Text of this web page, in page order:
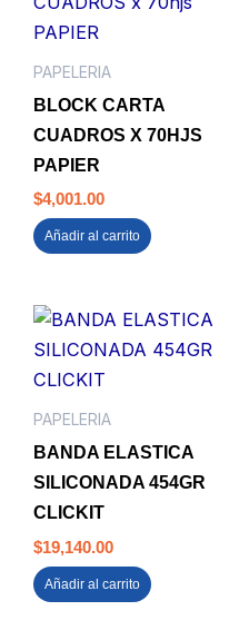
PAPELERIA
BLOCK CARTA
CUADROS X 70HJS
PAPIER
$4,001.00
Añadir al carrito
PAPELERIA
BANDA ELASTICA
SILICONADA 454GR
CLICKIT
$19,140.00
Añadir al carrito